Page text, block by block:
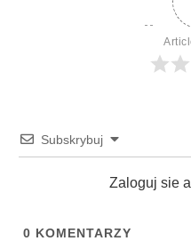
Subskrybuj
Zaloguj sie
0 KOMENTARZY